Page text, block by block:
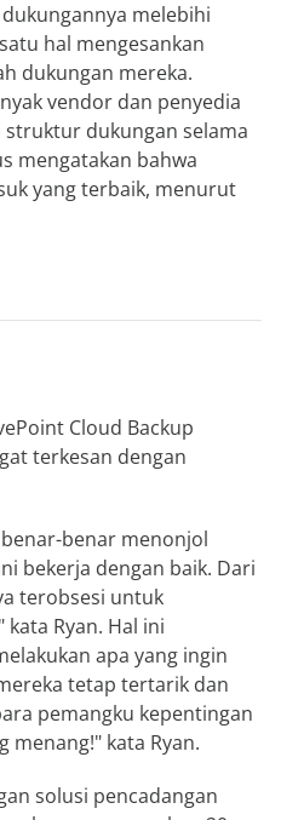
melebihi
hal mengesankan
dukungan mereka.
vendor dan penyedia
dukungan selama
mengatakan bahwa
yang terbaik, menurut
Cloud Backup
terkesan dengan
benar menonjol
bekerja dengan baik. Dari
terobsesi untuk
Ryan. Hal ini
apa yang ingin
tetap tertarik dan
pemangku kepentingan
menang!" kata Ryan.
solusi pencadangan